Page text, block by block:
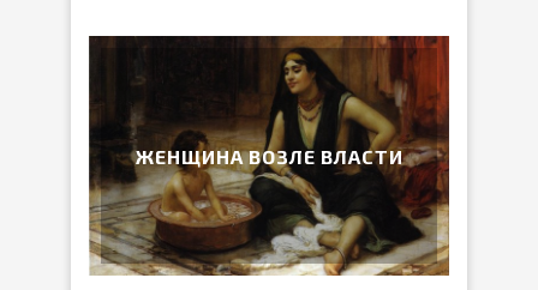
ЖЕНЩИНА ВОЗЛЕ ВЛАСТИ